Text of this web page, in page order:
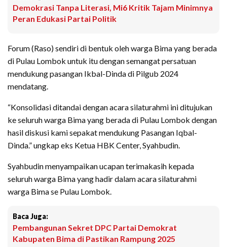
Demokrasi Tanpa Literasi, Mi6 Kritik Tajam Minimnya
Peran Edukasi Partai Politik
Forum (Raso) sendiri di bentuk oleh warga Bima yang berada
di Pulau Lombok untuk itu dengan semangat persatuan
mendukung pasangan Ikbal-Dinda di Pilgub 2024
mendatang.
“Konsolidasi ditandai dengan acara silaturahmi ini ditujukan
ke seluruh warga Bima yang berada di Pulau Lombok dengan
hasil diskusi kami sepakat mendukung Pasangan Iqbal-
Dinda.” ungkap eks Ketua HBK Center, Syahbudin.
Syahbudin menyampaikan ucapan terimakasih kepada
seluruh warga Bima yang hadir dalam acara silaturahmi
warga Bima se Pulau Lombok.
Baca Juga:
Pembangunan Sekret DPC Partai Demokrat
Kabupaten Bima di Pastikan Rampung 2025